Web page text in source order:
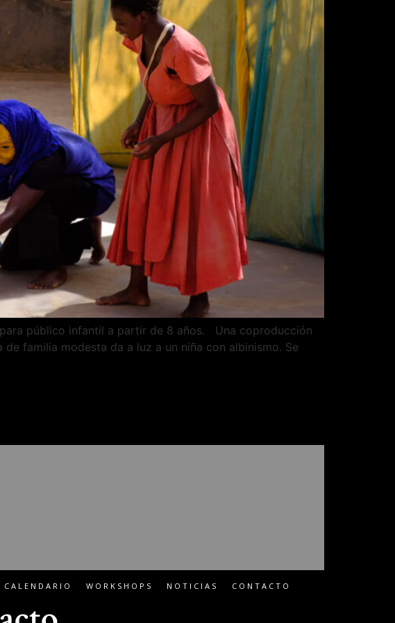
público infantil a partir de 8 años. Una coproducción
familia modesta da a luz a un niña con albinismo. Se
CALENDARIO WORKSHOPS NOTICIAS CONTACTO